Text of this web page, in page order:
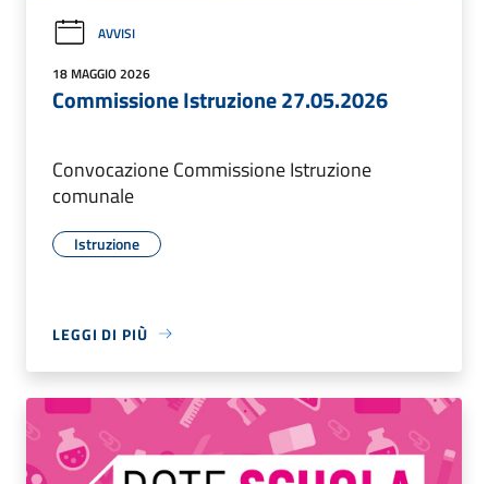
AVVISI
18 MAGGIO 2026
Commissione Istruzione 27.05.2026
Convocazione Commissione Istruzione
comunale
Istruzione
LEGGI DI PIÙ